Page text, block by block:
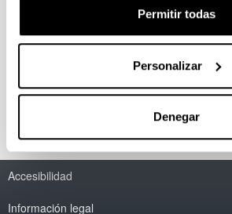
Permitir todas
Personalizar
Denegar
desde 1998 hasta 1999
Entidad financiadora:
Universidad del País Vasco
Accesibilidad
Información legal